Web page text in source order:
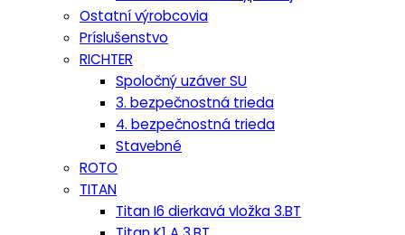
Ostatní výrobcovia
Príslušenstvo
RICHTER
Spoločný uzáver SU
3. bezpečnostná trieda
4. bezpečnostná trieda
Stavebné
ROTO
TITAN
Titan I6 dierkavá vložka 3.BT